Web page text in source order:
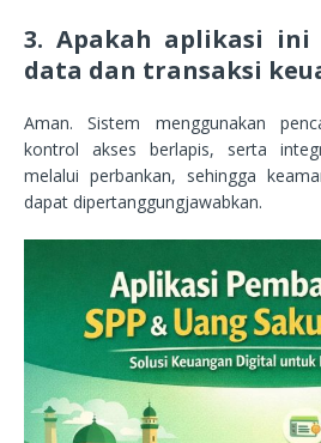
3. Apakah aplikasi
data dan transaksi
Aman. Sistem menggunakan
kontrol akses berlapis, serta
melalui perbankan, sehingga
dapat dipertanggungjawabkan.